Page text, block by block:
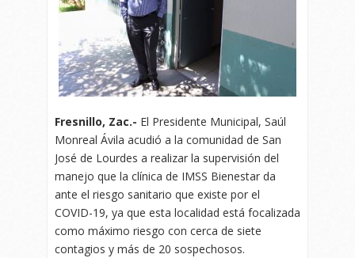
Fresnillo, Zac.- El Presidente Municipal, Saúl
Monreal Ávila acudió a la comunidad de San
José de Lourdes a realizar la supervisión del
manejo que la clínica de IMSS Bienestar da
ante el riesgo sanitario que existe por el
COVID-19, ya que esta localidad está focalizada
como máximo riesgo con cerca de siete
contagios y más de 20 sospechosos.